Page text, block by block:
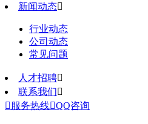
新闻动态
行业动态
公司动态
常见问题
人才招聘
联系我们
 服务热线QQ咨询